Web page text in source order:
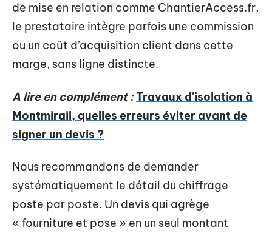
de mise en relation comme ChantierAccess.fr,
le prestataire intègre parfois une commission
ou un coût d’acquisition client dans cette
marge, sans ligne distincte.
A lire en complément :Travaux d'isolation à
Montmirail, quelles erreurs éviter avant de
signer un devis ?
Nous recommandons de demander
systématiquement le détail du chiffrage
poste par poste. Un devis qui agrège
« fourniture et pose » en un seul montant